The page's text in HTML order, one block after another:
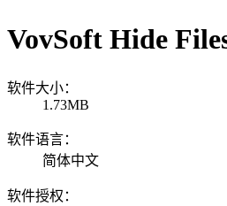
VovSoft Hide
软件大小：
1.73MB
软件语言：
简体中文
软件授权：